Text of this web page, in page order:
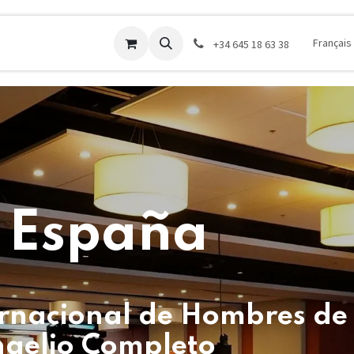
Contactez-nous Company
‪+34 645 18 63 38‬ Français
de Hombres de
Completo